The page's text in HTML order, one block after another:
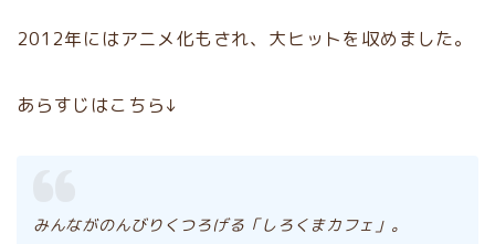
2012年にはアニメ化もされ、大ヒットを収めました。
あらすじはこちら↓
みんながのんびりくつろげる「しろくまカフェ」。